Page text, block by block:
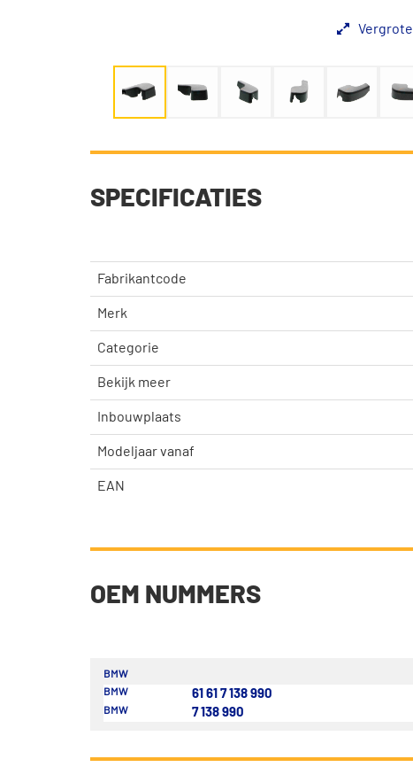
SPECIFICATIES
Fabrikantcode
Merk
Categorie
Bekijk meer
Inbouwplaats
Modeljaar vanaf
EAN
OEM NUMMERS
BMW
BMW
61 61 7 138 990
BMW 7 138 990